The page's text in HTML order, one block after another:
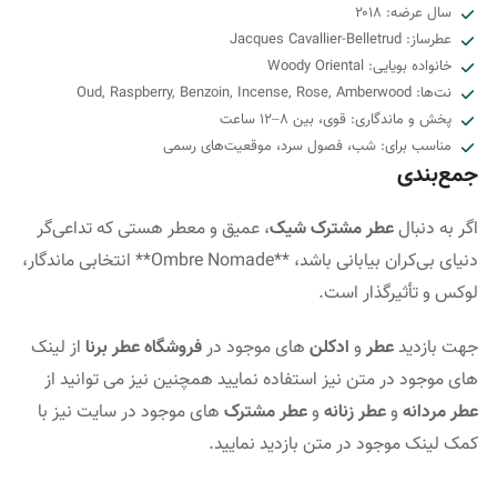
سال عرضه: ۲۰۱۸
عطرساز: Jacques Cavallier-Belletrud
خانواده بویایی: Woody Oriental
نت‌ها: Oud, Raspberry, Benzoin, Incense, Rose, Amberwood
پخش و ماندگاری: قوی، بین ۸–۱۲ ساعت
مناسب برای: شب، فصول سرد، موقعیت‌های رسمی
جمع‌بندی
اگر به دنبالعطر مشترک شیک، عمیق و معطر هستی که تداعی‌گر
دنیای بی‌کران بیابانی باشد، **Ombre Nomade** انتخابی ماندگار،
لوکس و تأثیرگذار است.
جهت بازدیدعطرو ادکلن های موجود درفروشگاه عطر برنا از لینک
های موجود در متن نیز استفاده نمایید همچنین نیز می توانید از
عطر مردانه وعطر زنانه وعطر مشترک های موجود در سایت نیز با
کمک لینک موجود در متن بازدید نمایید.